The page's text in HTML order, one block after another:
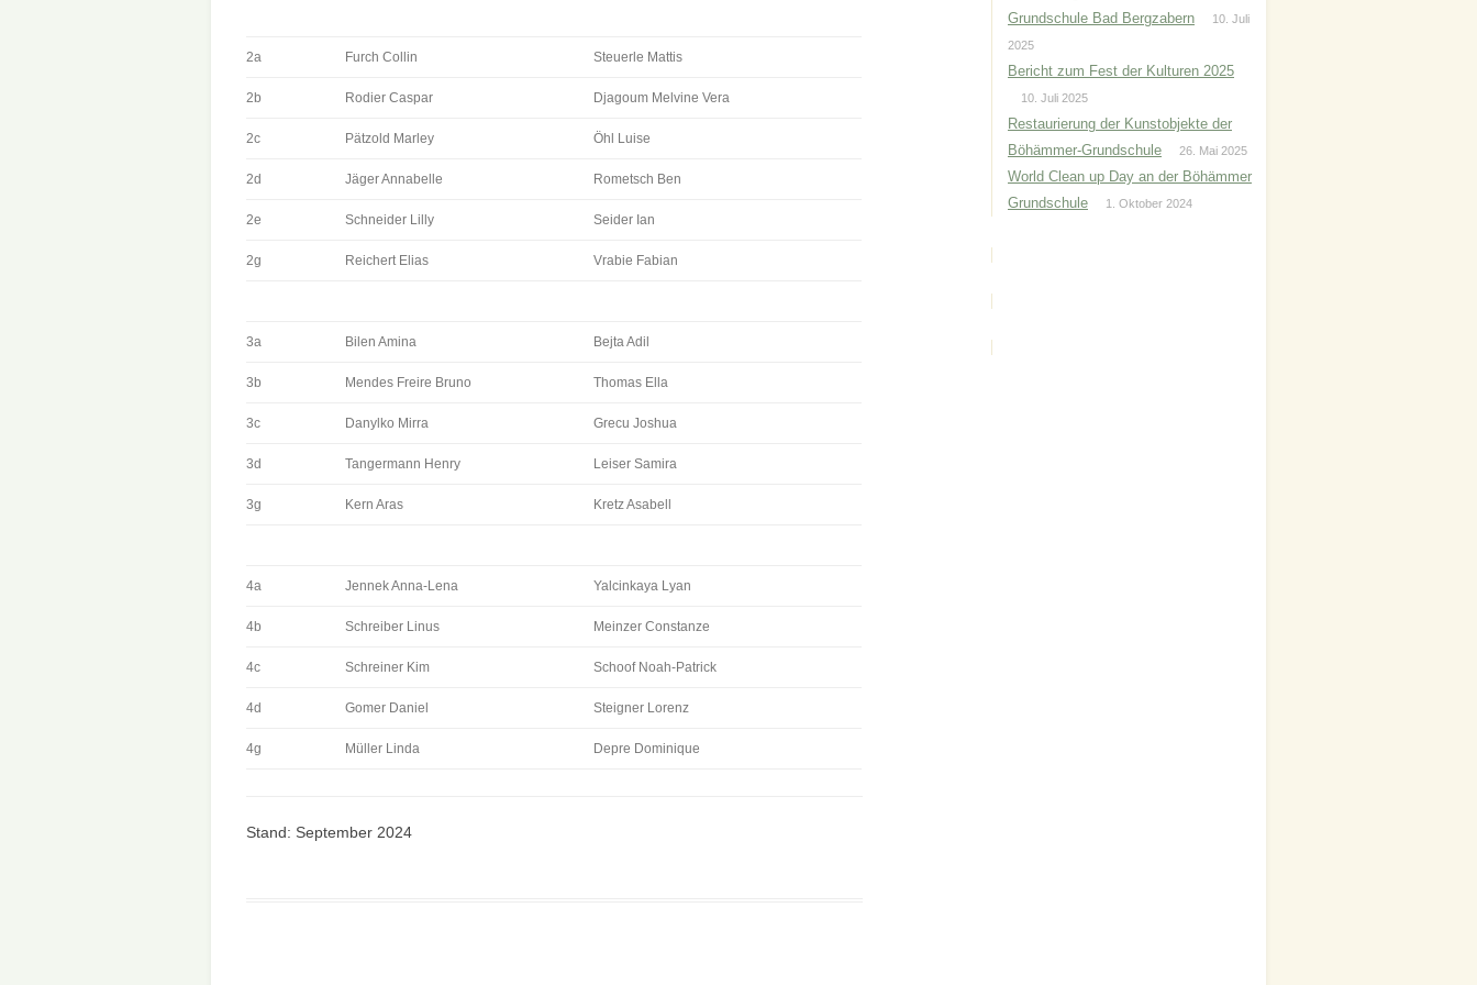
2a Furch Collin Steuerle Mattis
2b Rodier Caspar Djagoum Melvine Vera
2c Pätzold Marley Öhl Luise
2d Jäger Annabelle Rometsch Ben
2e Schneider Lilly Seider Ian
2g Reichert Elias Vrabie Fabian
3a Bilen Amina Bejta Adil
3b Mendes Freire Bruno Thomas Ella
3c Danylko Mirra Grecu Joshua
3d Tangermann Henry Leiser Samira
3g Kern Aras Kretz Asabell
4a Jennek Anna-Lena Yalcinkaya Lyan
4b Schreiber Linus Meinzer Constanze
4c Schreiner Kim Schoof Noah-Patrick
4d Gomer Daniel Steigner Lorenz
4g Müller Linda Depre Dominique
Stand: September 2024
Grundschule Bad Bergzabern
10. Juli
2025
Bericht zum Fest der Kulturen 2025
10. Juli 2025
Restaurierung der Kunstobjekte der
Böhämmer-Grundschule
26. Mai 2025
World Clean up Day an der Böhämmer
Grundschule
1. Oktober 2024